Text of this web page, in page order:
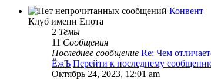
Конвент
Клуб имени Енота
2 Темы
11 Сообщения
Последнее сообщение Re: Чем
ЁжЪ Перейти к последнему
Октябрь 24, 2023, 12:01 am